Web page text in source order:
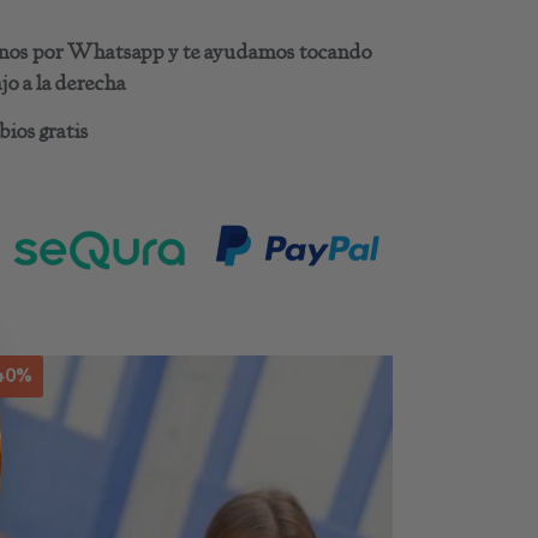
por Whatsapp y te ayudamos tocando
a la derecha
gratis
Las